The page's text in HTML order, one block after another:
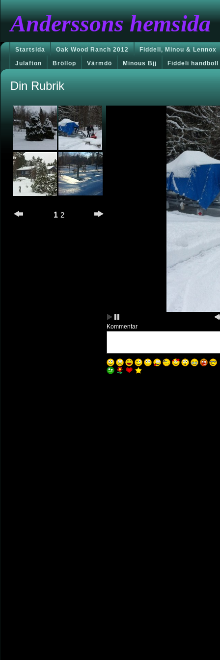
Anderssons hemsida
Startsida Oak Wood Ranch 2012
Fiddeli, Minou & Lennox
Julafton
Bröllop Värmdö Minous Bjj Fiddeli handboll
Din Rubrik
1 2
Kommentar